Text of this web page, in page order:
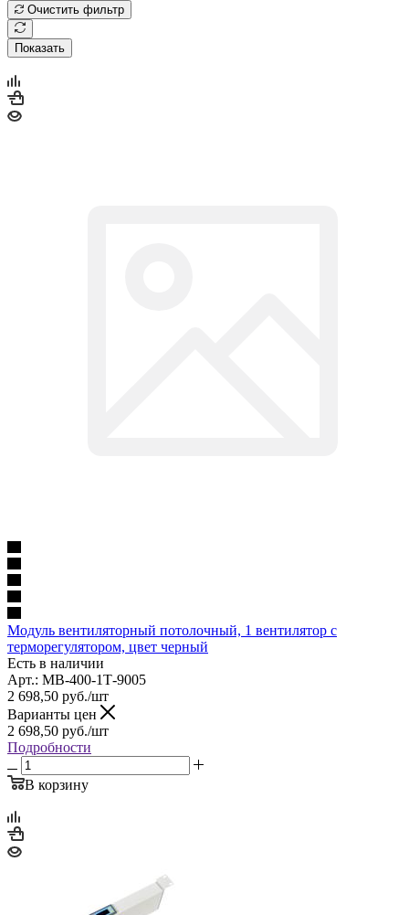
Очистить фильтр
Показать
Модуль вентиляторный потолочный, 1 вентилятор с
терморегулятором, цвет черный
Есть в наличии
Арт.: МВ-400-1Т-9005
2 698,50 руб./шт
Варианты цен
2 698,50 руб./шт
Подробности
В корзину